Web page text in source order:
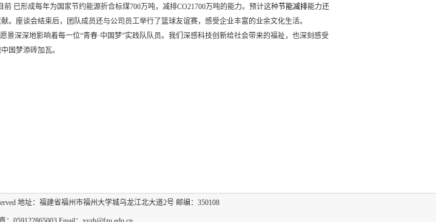
已形成每年为国家节约能源折合标煤700万吨，减排CO21700万吨的能力。预计这种节能减排能力还
座谈会结束后，团队成员还与公司员工举行了篮球友谊赛，感受企业丰富的业余文化生活。
深深地影响着每一位“青春·中国梦”实践队队员。我们深感科技创新给社会带来的福祉，也深刻感受
国梦添砖加瓦。
地址：福建省福州市福州大学城乌龙江北大道2号 邮编：350108